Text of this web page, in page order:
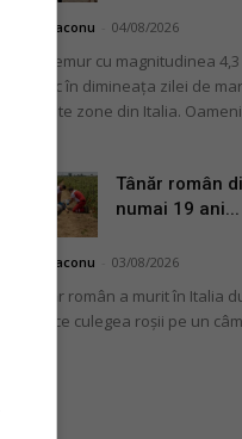
Mihai Diaconu 04/08/2026
Un cutremur cu magnitudinea
puternic în dimineața zilei de
mai multe zone din Italia.
Tânăr român
numai 19 ani...
Mihai Diaconu 03/08/2026
Un tânăr român a murit în Italia
în timp ce culegea roșii pe un